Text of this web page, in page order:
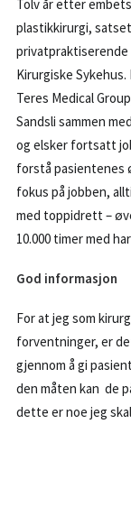
Tolv år etter
plastikkirurgi,
privatpraktiserende
Kirurgiske
Teres Medical
Sandsli sammen
og elsker fortsatt
forstå pasientenes
fokus på jobben,
med toppidrett –
10.000 timer med
God informasjon
For at jeg som
forventninger, er
gjennom å gi
den måten kan de
dette er noe jeg